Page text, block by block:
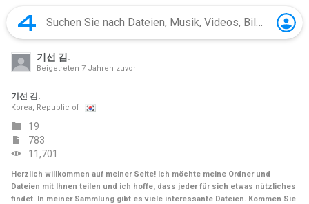
기선 김.
Beigetreten 7 Jahren zuvor
기선 김.
Korea, Republic of
19
783
11,701
Herzlich willkommen auf meiner Seite! Ich möchte meine Ordner und
Dateien mit Ihnen teilen und ich hoffe, dass jeder für sich etwas nützliches
findet. In meiner Sammlung gibt es viele interessante Dateien. Kommen Sie